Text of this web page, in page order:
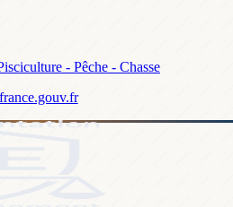
- Pêche - Chasse